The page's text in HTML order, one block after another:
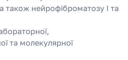
також нейрофіброматозу І та
та молекулярної